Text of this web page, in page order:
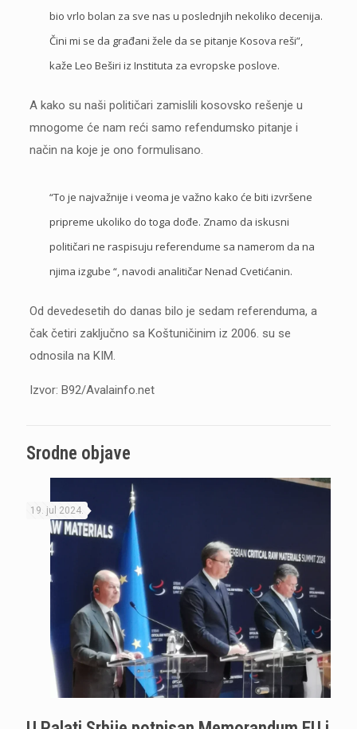
bio vrlo bolan za sve nas u poslednjih nekoliko decenija.
Čini mi se da građani žele da se pitanje Kosova reši”,
kaže Leo Beširi iz Instituta za evropske poslove.
A kako su naši političari zamislili kosovsko rešenje u
mnogome će nam reći samo refendumsko pitanje i
način na koje je ono formulisano.
“To je najvažnije i veoma je važno kako će biti izvršene
pripreme ukoliko do toga dođe. Znamo da iskusni
političari ne raspisuju referendume sa namerom da na
njima izgube “, navodi analitičar Nenad Cvetićanin.
Od devedesetih do danas bilo je sedam referenduma, a
čak četiri zaključno sa Koštuničinim iz 2006. su se
odnosila na KIM.
Izvor: B92/Avalainfo.net
Srodne objave
19. jul 2024.